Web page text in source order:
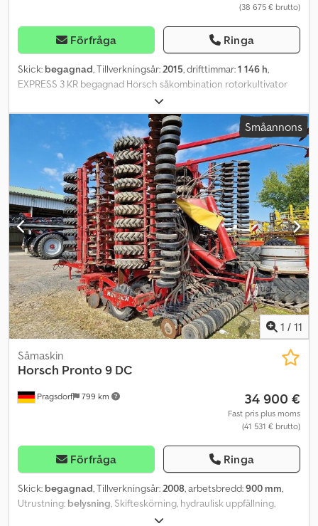
(38 675 € brutto)
Förfråga Ringa
Skick: begagnad, Tillverkningsår:2015, drifttimmar:1 146 h,
EXPRESS 3 KR begagnad Horsch såkombination rotorkultivator
med planeringsbalk 600 mm tandpackarvält 20 dubbelskivbillar
med tryckrullar 15 cm radavstånd ISOBUS utan terminal
spåravstängning 2 x 3 rader belysning med varningsskyltar el-
dosering Chsdpezqp Hfefx Ap Ioa harv vid dubbelskivbillar
spårmarkör 1500 l tank
Småannons
1 / 11
Pragsdorf 799 km
Såmaskin
Horsch Pronto 9 DC
34 900 €
Fast pris plus moms
(41 531 € brutto)
Förfråga Ringa
Skick: begagnad, Tillverkningsår:2008, arbetsbredd:900 mm,
Utrustning: belysning, Skifteskörning, hydraulisk uppfällning,
hydraulisk utsädesmängdsjustering, spårmarkör,